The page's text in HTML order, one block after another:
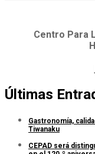
Centro Para
Últimas
Gastronomía,
Tiwanaku
CEPAD será